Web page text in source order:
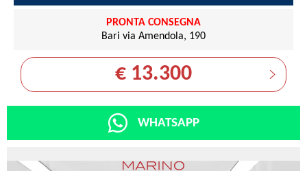
PRONTA CONSEGNA
Bari via Amendola, 190
€ 13.300
WHATSAPP